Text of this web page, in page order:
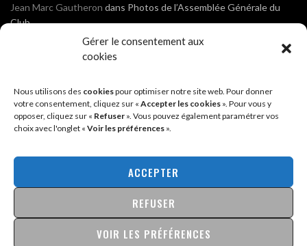
Gérer le consentement aux
cookies
Nous utilisons des cookiespour optimiser notre site web. Pour donner
votre consentement, cliquez sur « Accepter les cookies ». Pour vous y
opposer, cliquez sur « Refuser ». Vous pouvez également paramétrer vos
choix avec l'onglet « Voir les préférences ».
ACCEPTER
REFUSER
VOIR LES PRÉFÉRENCES
Jean Marc Gautheron dans Photos de l’Assemblée Générale du
Club
Photos de l’Assemblée Générale du Club
Sébastien dans Cyclocross de Brochon (21)
Breniauxdans Cyclocross de Brochon (21)
MENTIONS LÉGALES & POLITIQUE DE CONFIDENTIALITÉ